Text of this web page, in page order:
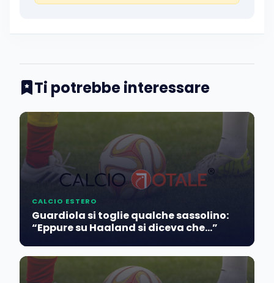
Ti potrebbe interessare
CALCIO ESTERO
Guardiola si toglie qualche sassolino:
“Eppure su Haaland si diceva che…”